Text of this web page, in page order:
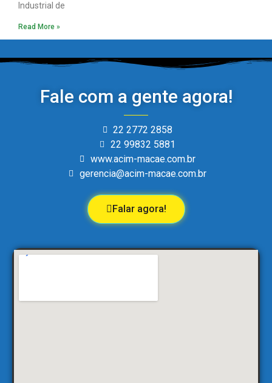
Industrial de
Read More »
Fale com a gente agora!
22 2772 2858
22 99832 5881
www.acim-macae.com.br
gerencia@acim-macae.com.br
Falar agora!